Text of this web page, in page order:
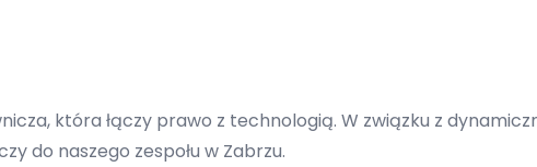
która łączy prawo z technologią. W związku z
do naszego zespołu w Zabrzu.